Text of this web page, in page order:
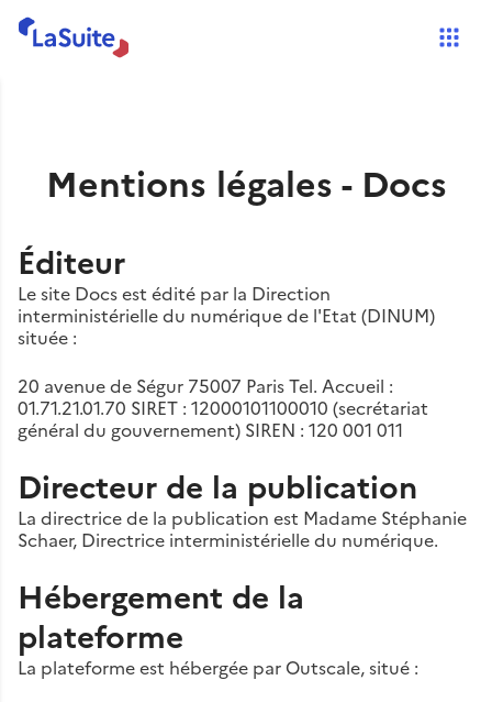
Mentions légales - Docs
Éditeur
Le site Docs est édité par la Direction
interministérielle du numérique de l'Etat (DINUM)
située :
20 avenue de Ségur 75007 Paris Tel. Accueil :
01.71.21.01.70 SIRET : 12000101100010 (secrétariat
général du gouvernement) SIREN : 120 001 011
Directeur de la publication
La directrice de la publication est Madame Stéphanie
Schaer, Directrice interministérielle du numérique.
Hébergement de la
plateforme
La plateforme est hébergée par Outscale, situé :